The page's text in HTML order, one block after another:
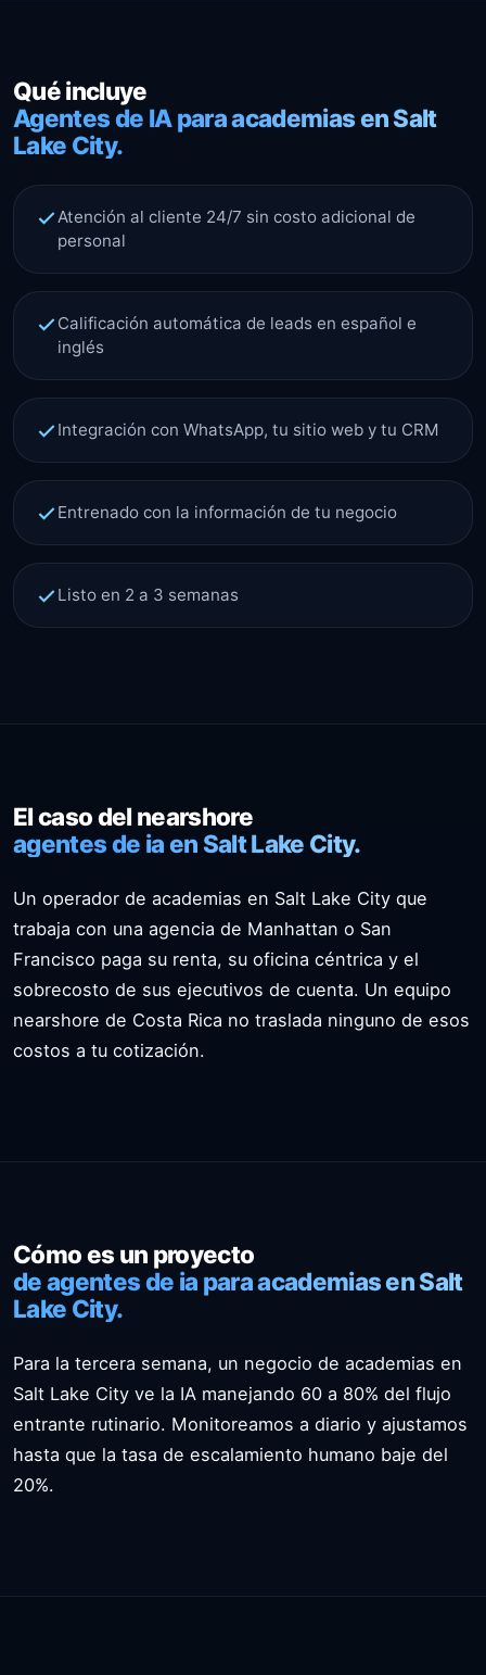
Qué incluye
Agentes de IA para academias en Salt
Lake City.
Atención al cliente 24/7 sin costo adicional de
personal
Calificación automática de leads en español e
inglés
Integración con WhatsApp, tu sitio web y tu CRM
Entrenado con la información de tu negocio
Listo en 2 a 3 semanas
El caso del nearshore
agentes de ia en Salt Lake City.
Un operador de academias en Salt Lake City que
trabaja con una agencia de Manhattan o San
Francisco paga su renta, su oficina céntrica y el
sobrecosto de sus ejecutivos de cuenta. Un equipo
nearshore de Costa Rica no traslada ninguno de esos
costos a tu cotización.
Cómo es un proyecto
de agentes de ia para academias en Salt
Lake City.
Para la tercera semana, un negocio de academias en
Salt Lake City ve la IA manejando 60 a 80% del flujo
entrante rutinario. Monitoreamos a diario y ajustamos
hasta que la tasa de escalamiento humano baje del
20%.